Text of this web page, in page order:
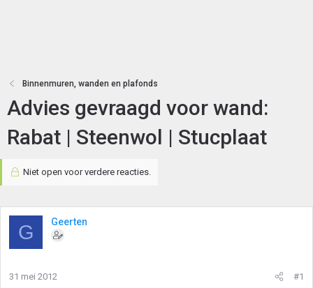
Binnenmuren, wanden en plafonds
Advies gevraagd voor wand:
Rabat | Steenwol | Stucplaat
Niet open voor verdere reacties.
G Geerten
31 mei 2012 #1